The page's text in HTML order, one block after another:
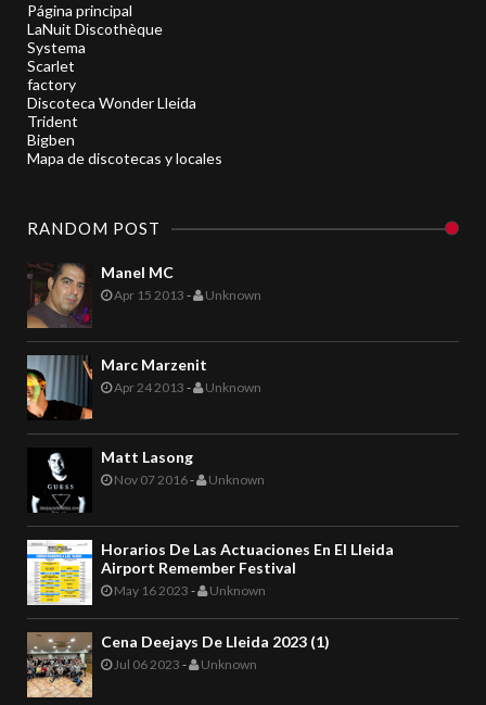
Página principal
LaNuit Discothèque
Systema
Scarlet
factory
Discoteca Wonder Lleida
Trident
Bigben
Mapa de discotecas y locales
RANDOM POST
Manel MC
Apr 15 2013 - Unknown
Marc Marzenit
Apr 24 2013 - Unknown
Matt Lasong
Nov 07 2016- Unknown
Horarios De Las Actuaciones En El Lleida
Airport Remember Festival
May 16 2023 - Unknown
Cena Deejays De Lleida 2023 (1)
Jul 06 2023 - Unknown